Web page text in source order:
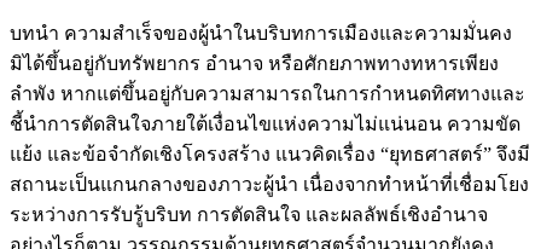
บทนำ ความสำเร็จของผู้นำในบริบทการเมืองและความมั่นคง
มิได้ขึ้นอยู่กับทรัพยากร อำนาจ หรือศักยภาพทางทหารเพียง
ลำพัง หากแต่ขึ้นอยู่กับความสามารถในการกำหนดทิศทางและ
ชี้นำการตัดสินใจภายใต้เงื่อนไขแห่งความไม่แน่นอน ความขัด
แย้ง และข้อจำกัดเชิงโครงสร้าง แนวคิดเรื่อง “ยุทธศาสตร์” จึงมี
สถานะเป็นแกนกลางของภาวะผู้นำ เนื่องจากทำหน้าที่เชื่อมโยง
ระหว่างการรับรู้บริบท การตัดสินใจ และผลลัพธ์เชิงอำนาจ